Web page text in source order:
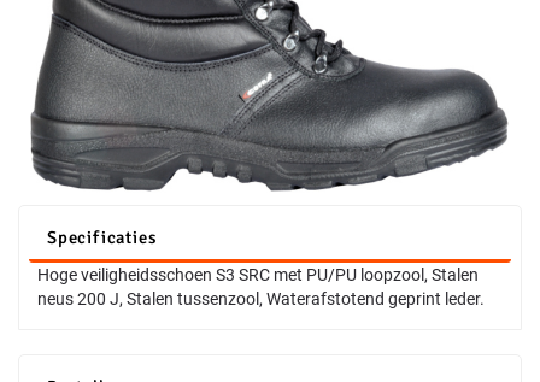
Specificaties
Hoge veiligheidsschoen S3 SRC met PU/PU loopzool, Stalen
neus 200 J, Stalen tussenzool, Waterafstotend geprint leder.